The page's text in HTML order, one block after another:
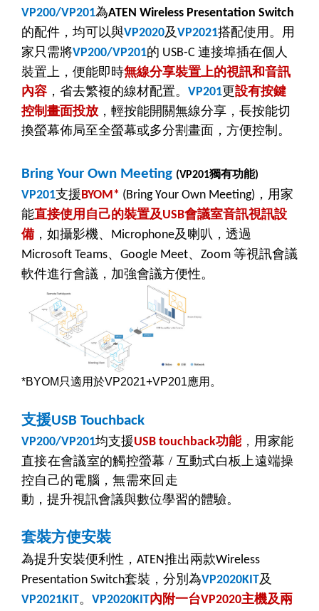
VP200/VP201為ATEN Wireless Presentation Switch
的配件，均可以與VP2020及VP2021搭配使用。用
家只需將VP200/VP201的 USB-C 連接埠插在個人
裝置上，便能即時無線分享裝置上的視訊和音訊
內容 ，省去繁複的線材配置。 VP201更設有按鍵
控制畫面投放 ，輕按能開關無線分享，長按能切
換螢幕佈局至全螢幕或多分割畫面，方便控制。
Bring Your Own Meeting (VP201獨有功能)
VP201支援 BYOM* (Bring Your Own Meeting) ，用家
能直接使用自己的裝置及USB會議室音訊視訊設
備，如攝影機、 Microphone及喇叭，透過
Microsoft Teams、 Google Meet、 Zoom 等視訊會議
軟件進行會議，加強會議方便性。
*BYOM 只適用於VP2021+VP201應用。
支援USB Touchback
VP200/VP201均支援USB touchback功能 ， 用家能
直接在會議室的觸控螢幕 / 互動式白板上遠端操
控自己的電腦，無需來回走
動 ，提升視訊會議與數位學習的體驗。
套裝方使安裝
為提升安裝便利性， ATEN推出兩款Wireless
Presentation Switch套裝，分別為VP2020KIT及
VP2021KIT。 VP2020KIT內附一台VP2020主機及兩